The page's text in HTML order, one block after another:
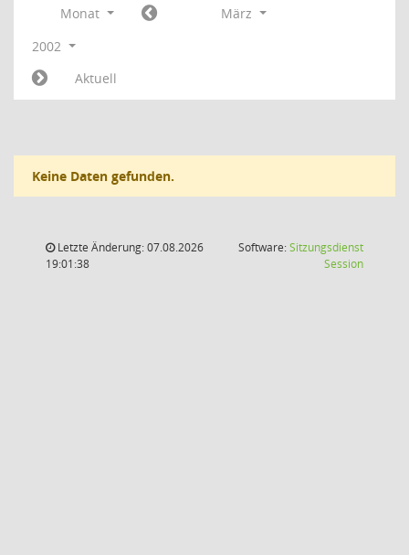
Monat
März
2002
Aktuell
Keine Daten gefunden.
Letzte Änderung: 07.08.2026
19:01:38
Software:Sitzungsdienst
Session(Wird in